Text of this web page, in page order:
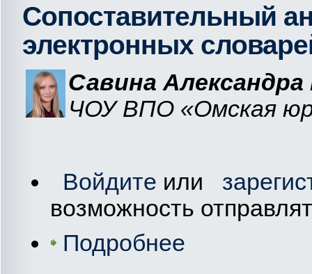
Сопоставительный
электронных
Савина Александра
ЧОУ ВПО «Омская
Войдите или
возможность
Подробнее